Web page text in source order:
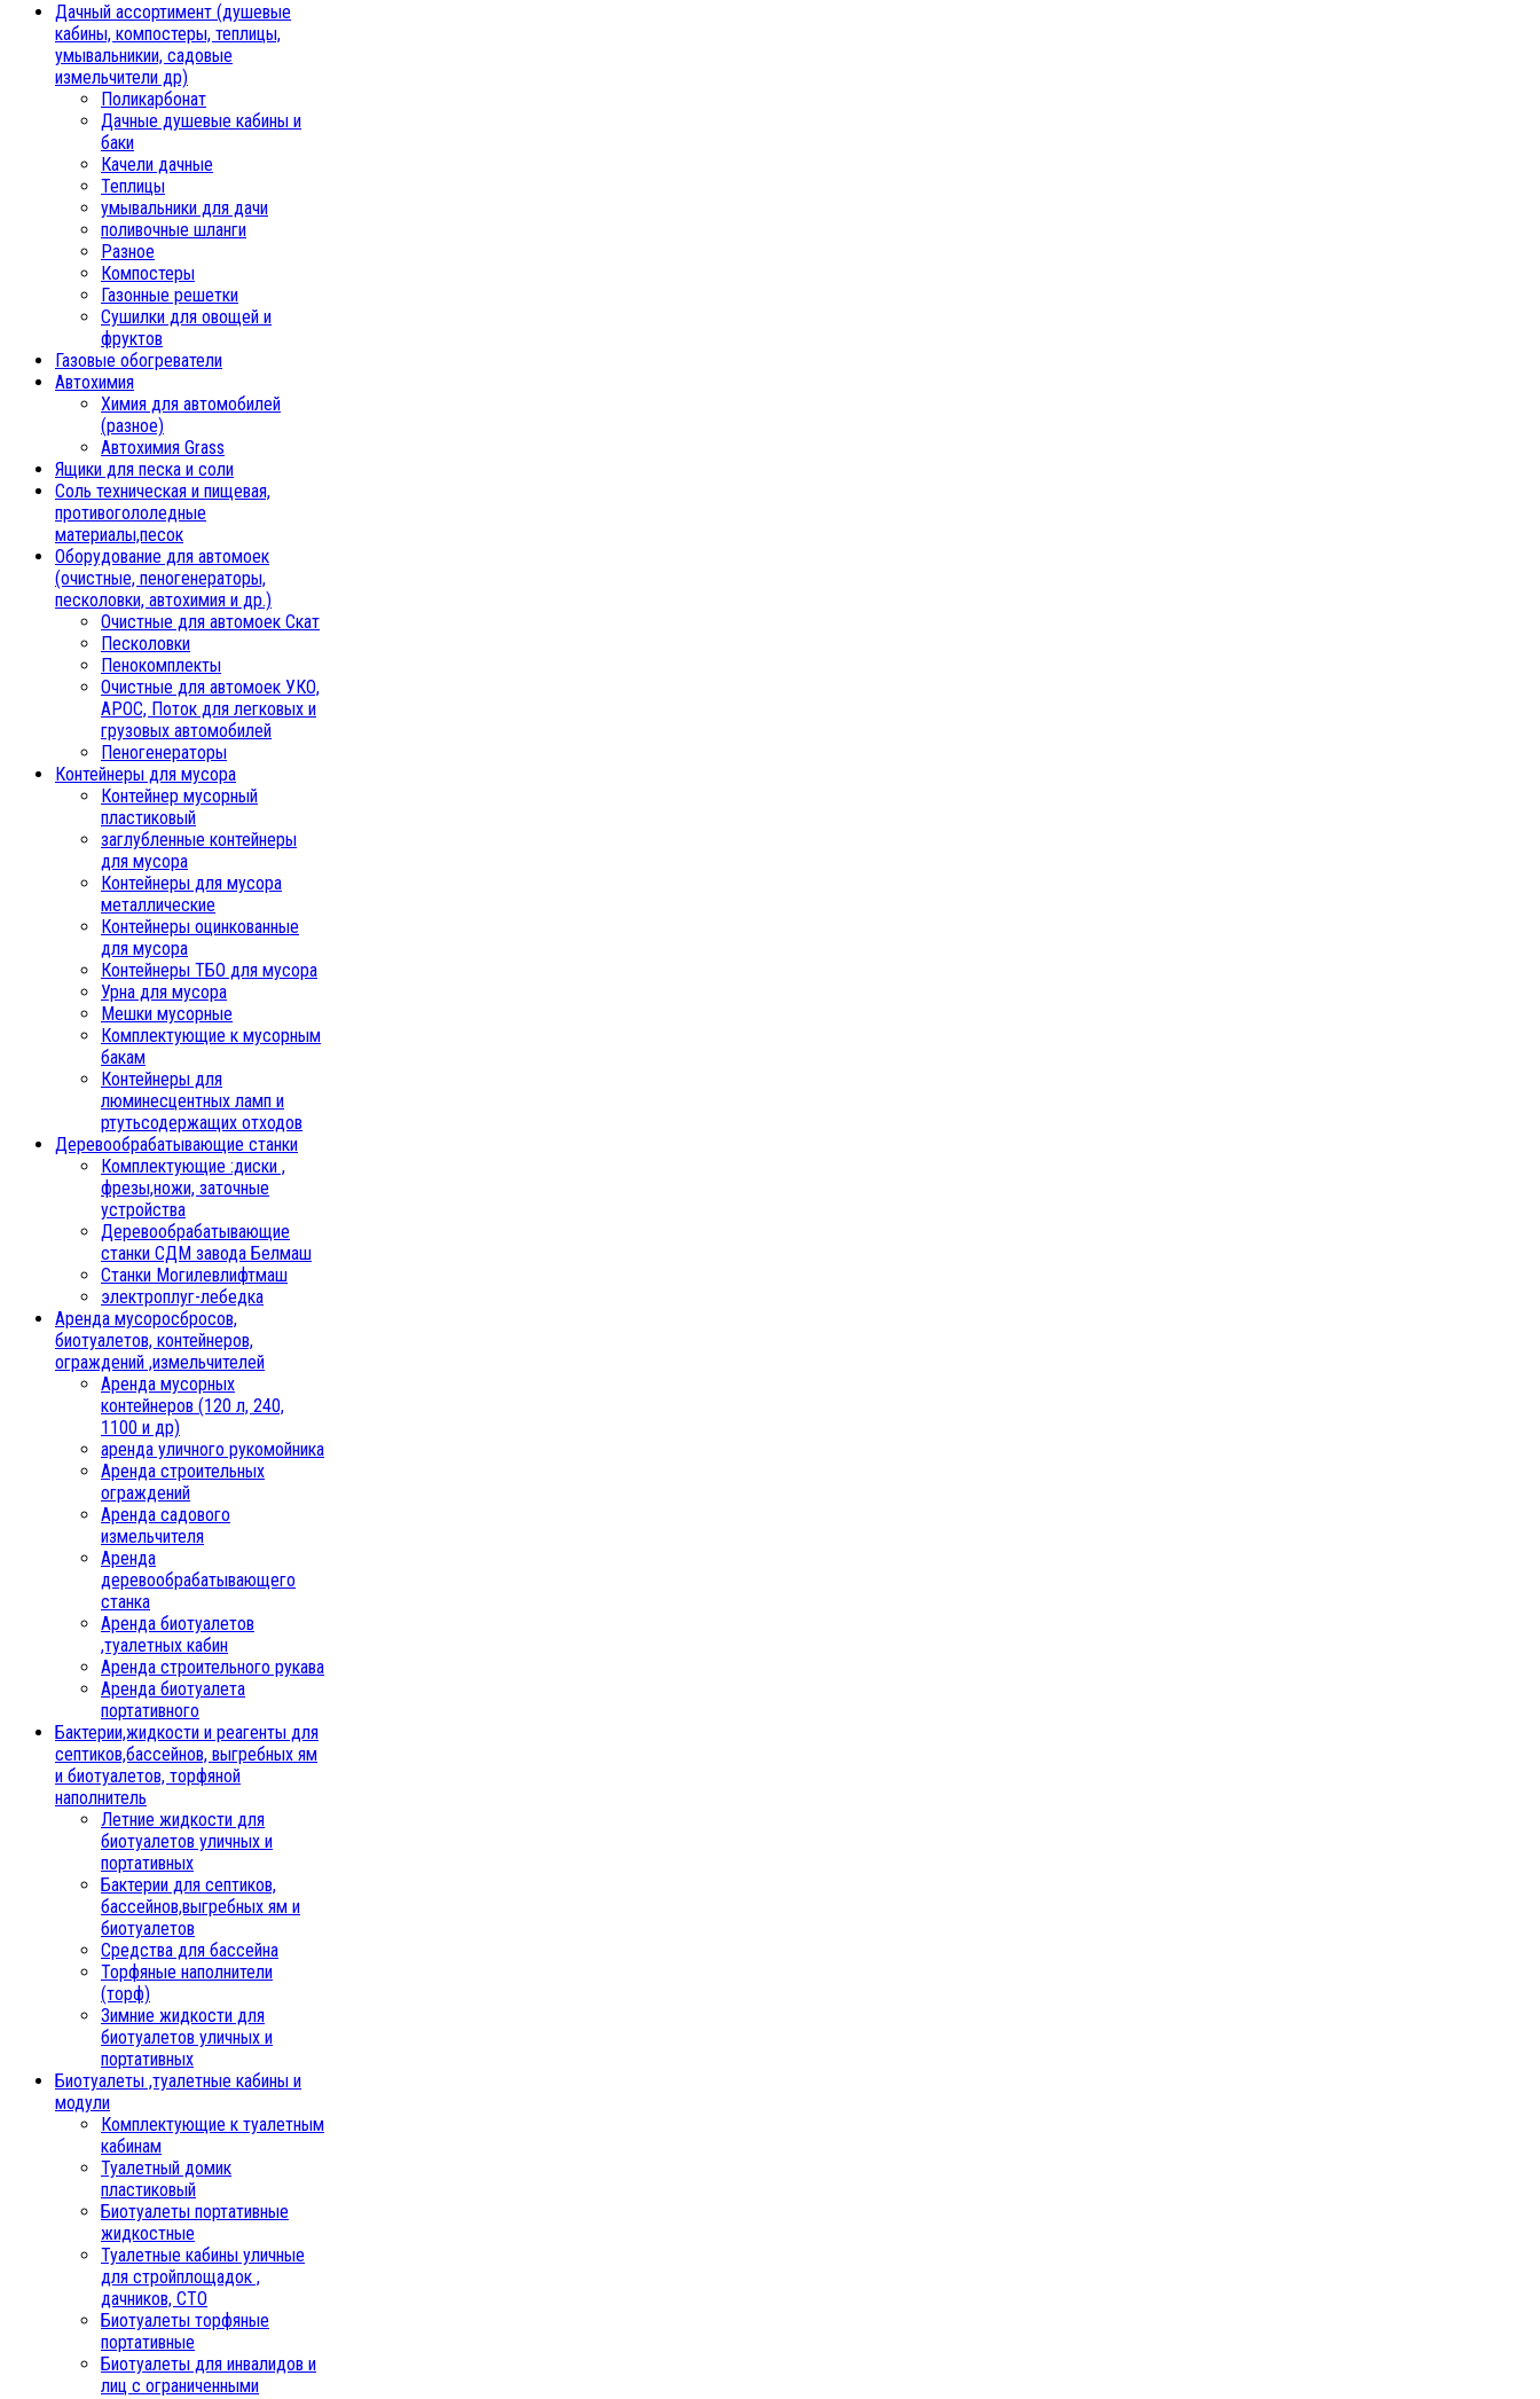
Дачный ассортимент (душевые
кабины, компостеры, теплицы,
умывальникии, садовые
измельчители др)
Поликарбонат
Дачные душевые кабины и
баки
Качели дачные
Теплицы
умывальники для дачи
поливочные шланги
Разное
Компостеры
Газонные решетки
Сушилки для овощей и
фруктов
Газовые обогреватели
Автохимия
Химия для автомобилей
(разное)
Автохимия Grass
Ящики для песка и соли
Соль техническая и пищевая,
противогололедные
материалы,песок
Oборудование для автомоек
(очистные, пеногенераторы,
песколовки, автохимия и др.)
Очистные для автомоек Скат
Песколовки
Пенокомплекты
Очистные для автомоек УКО,
АРОС, Поток для легковых и
грузовых автомобилей
Пеногенераторы
Контейнеры для мусора
Контейнер мусорный
пластиковый
заглубленные контейнеры
для мусора
Контейнеры для мусора
металлические
Контейнеры оцинкованные
для мусора
Контейнеры ТБО для мусора
Урна для мусора
Мешки мусорные
Комплектующие к мусорным
бакам
Контейнеры для
люминесцентных ламп и
ртутьсодержащих отходов
Деревообрабатывающие станки
Комплектующие :диски ,
фрезы,ножи, заточные
устройства
Деревообрабатывающие
станки СДМ завода Белмаш
Станки Могилевлифтмаш
электроплуг-лебедка
Аренда мусоросбросов,
биотуалетов, контейнеров,
ограждений ,измельчителей
Аренда мусорных
контейнеров (120 л, 240,
1100 и др)
аренда уличного рукомойника
Аренда строительных
ограждений
Аренда садового
измельчителя
Аренда
деревообрабатывающего
станка
Аренда биотуалетов
,туалетных кабин
Аренда строительного рукава
Аренда биотуалета
портативного
Бактерии,жидкости и реагенты для
септиков,бассейнов, выгребных ям
и биотуалетов, торфяной
наполнитель
Летние жидкости для
биотуалетов уличных и
портативных
Бактерии для септиков,
бассейнов,выгребных ям и
биотуалетов
Средства для бассейна
Торфяные наполнители
(торф)
Зимние жидкости для
биотуалетов уличных и
портативных
Биотуалеты ,туалетные кабины и
модули
Комплектующие к туалетным
кабинам
Туалетный домик
пластиковый
Биотуалеты портативные
жидкостные
Туалетные кабины уличные
для стройплощадок ,
дачников, СТО
Биотуалеты торфяные
портативные
Биотуалеты для инвалидов и
лиц с ограниченными